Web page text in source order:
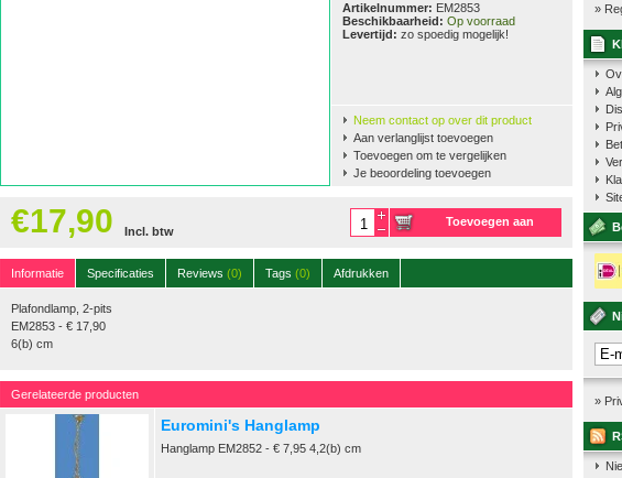
Artikelnummer: EM2853
Beschikbaarheid: Op voorraad
Levertijd: zo spoedig mogelijk!
Neem contact op over dit product
Aan verlanglijst toevoegen
Toevoegen om te vergelijken
Je beoordeling toevoegen
€17,90 Incl. btw
Toevoegen aan
Informatie
Specificaties Reviews (0) Tags (0) Afdrukken
Plafondlamp, 2-pits
EM2853 - € 17,90
6(b) cm
Gerelateerde producten
Euromini's Hanglamp
Hanglamp EM2852 - € 7,95 4,2(b) cm
»
»